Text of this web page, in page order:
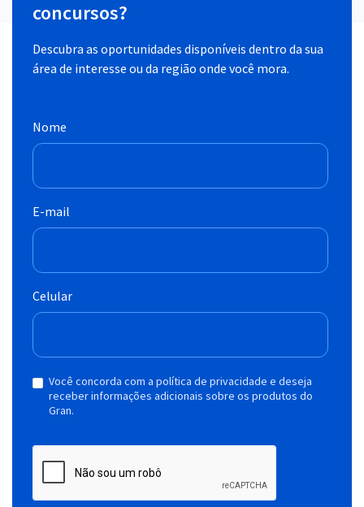
concursos?
Descubra as oportunidades disponíveis dentro da sua
área de interesse ou da região onde você mora.
Nome
E-mail
Celular
Você concorda com a política de privacidade e deseja
receber informações adicionais sobre os produtos do
Gran.